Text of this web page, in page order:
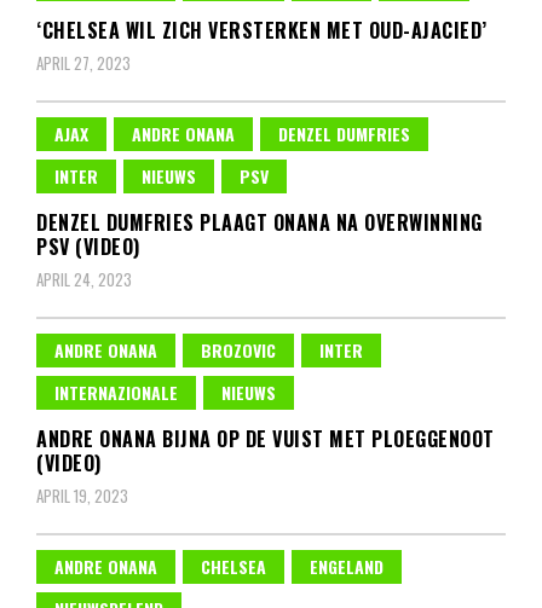
‘CHELSEA WIL ZICH VERSTERKEN MET OUD-AJACIED’
APRIL 27, 2023
AJAX ANDRE ONANA
DENZEL DUMFRIES
INTER
NIEUWS PSV
DENZEL DUMFRIES PLAAGT ONANA NA OVERWINNING
PSV (VIDEO)
APRIL 24, 2023
ANDRE ONANA BROZOVIC
INTER
INTERNAZIONALE
NIEUWS
ANDRE ONANA BIJNA OP DE VUIST MET PLOEGGENOOT
(VIDEO)
APRIL 19, 2023
ANDRE ONANA CHELSEA
ENGELAND